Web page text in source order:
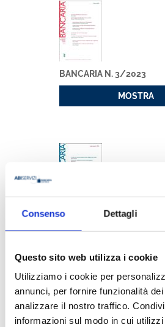
Consenso Dettagli
Questo sito web utilizza i cookie
Utilizziamo i cookie per
annunci, per fornire funzionalità
analizzare il nostro traffico.
informazioni sul modo in cui
BANCARIA N. 3/2023
MOSTRA
BANCARIA N. 7-8/2022